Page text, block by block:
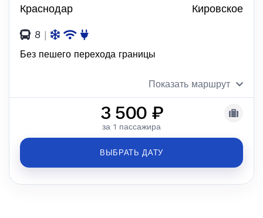
Краснодар Кировское
8 |
Без пешего перехода границы
Показать маршрут
3 500 ₽
за 1 пассажира
ВЫБРАТЬ ДАТУ